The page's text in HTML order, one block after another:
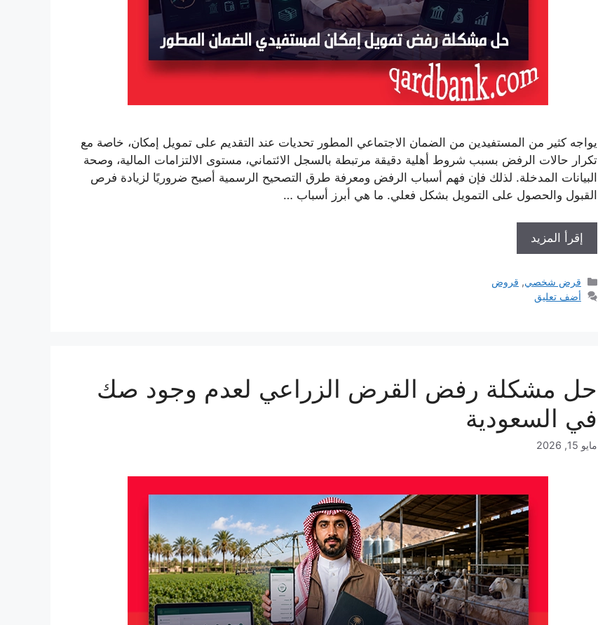
يواجه كثير من المستفيدين من الضمان الاجتماعي المطور تحديات عند التقديم على تمويل إمكان، خاصة مع
تكرار حالات الرفض بسبب شروط أهلية دقيقة مرتبطة بالسجل الائتماني، مستوى الالتزامات المالية، وصحة
البيانات المدخلة. لذلك فإن فهم أسباب الرفض ومعرفة طرق التصحيح الرسمية أصبح ضروريًا لزيادة فرص
القبول والحصول على التمويل بشكل فعلي. ما هي أبرز أسباب …
إقرأ المزيد
التصنيفات
قرض شخصي, قروض
أضف تعليق
حل مشكلة رفض القرض الزراعي لعدم وجود صك
في السعودية
مايو 15, 2026